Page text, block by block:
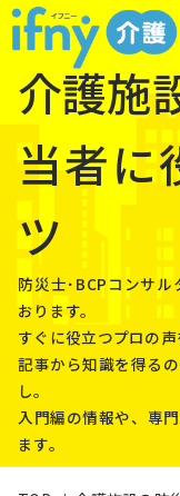
介護施
当者に
ツ
防災⼠･BCPコンサ
おります。
すぐに役⽴つプロの声
記事から知識を得る
し。
⼊⾨編の情報や、専
ます。